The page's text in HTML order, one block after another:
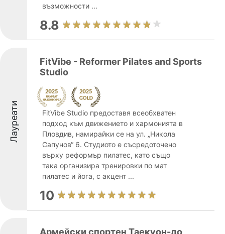
възможности ...
8.8
Лауреати
FitVibe - Reformer Pilates and Sports
Studio
FitVibe Studio предоставя всеобхватен
подход към движението и хармонията в
Пловдив, намирайки се на ул. „Никола
Сапунов“ 6. Студиото е съсредоточено
върху реформър пилатес, като също
така организира тренировки по мат
пилатес и йога, с акцент ...
10
Армейски спортен Таекуон-до